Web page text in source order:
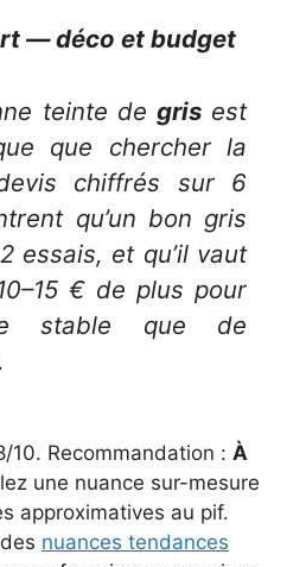
— déco et budget
teinte de grisest
que chercher la
chiffrés sur 6
qu’un bon gris
essais, et qu’il vaut
€ de plus pour
stable que de
10. Recommandation : À
une nuance sur-mesure
approximatives au pif.
nuances tendances